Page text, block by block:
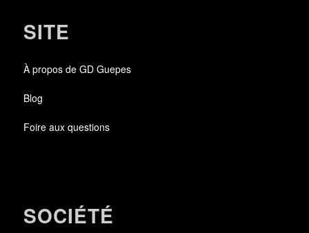
SITE
À propos de GD Guepes
Blog
Foire aux questions
SOCIÉTÉ